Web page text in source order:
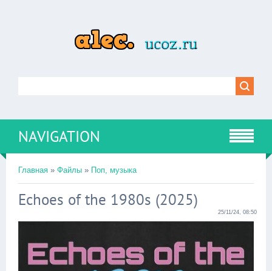
NAVIGATION
Главная » Файлы » Поп, музыка
Echoes of the 1980s (2025)
25/11/24, 08:50